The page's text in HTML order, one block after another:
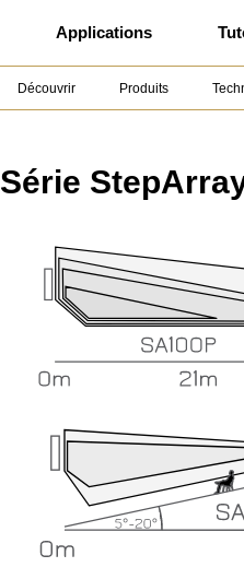
Applications
Découvrir Produits
Série